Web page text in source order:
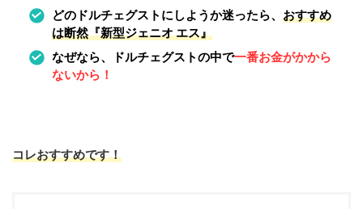
どのドルチェグストにしようか迷ったら、 おすすめ
は断然『新型ジェニオ エス』
なぜなら、ドルチェグストの中で一番お金がかから
ないから！
コレおすすめです！